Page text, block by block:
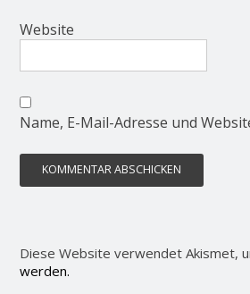
Website
Name, E-Mail-Adresse und
Diese Website verwendet Akismet,
werden.